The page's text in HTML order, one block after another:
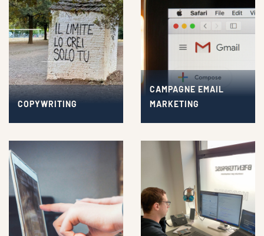
COPYWRITING
CAMPAGNE EMAIL
MARKETING